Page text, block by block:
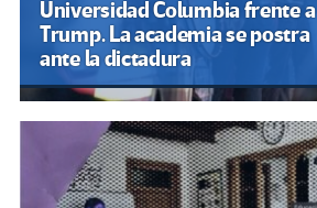
Universidad Columbia frente a
Trump. La academia se postra
ante la dictadura